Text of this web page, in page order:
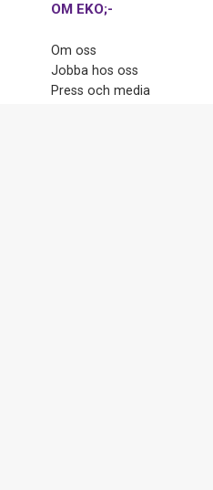
OM EKO;-
Om oss
Jobba hos oss
Press och media